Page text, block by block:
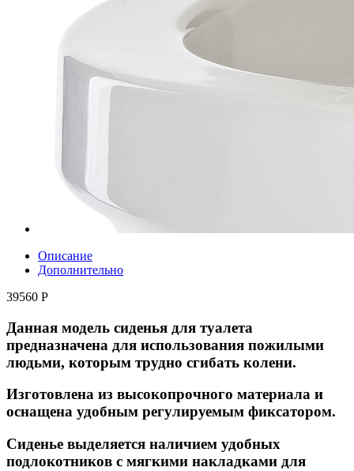
Описание
Дополнительно
39560 Р
Данная модель сиденья для туалета
предназначена для использования пожилыми
людьми, которым трудно сгибать колени.
Изготовлена из высокопрочного материала и
оснащена удобным регулируемым фиксатором.
Сиденье выделяется наличием удобных
подлокотников с мягкими накладками для